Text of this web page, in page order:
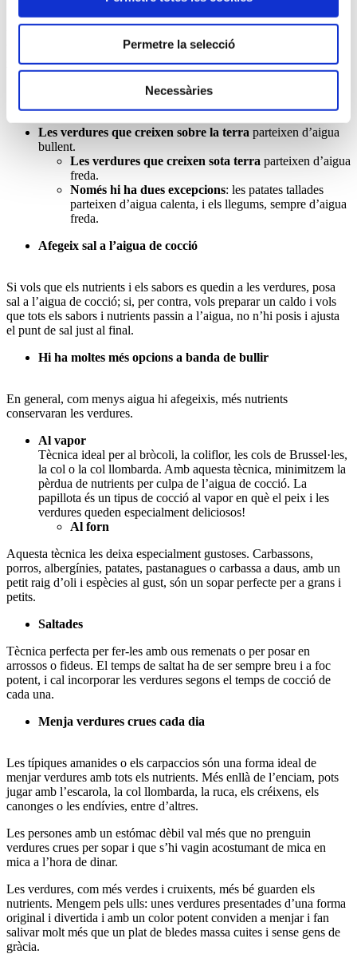
Permetre la selecció
Necessàries
ben de pressa per aigua freda per aturar-ne la cocció. D’aquesta
manera, quedaran verdes i cruixents!
Quan les bullim, algunes parteixen d’aigua freda i
Les verdures que creixen sobre la terra parteixen d’aigua
bullent.
Les verdures que creixen sota terra parteixen d’aigua
freda.
Només hi ha dues excepcions: les patates tallades
parteixen d’aigua calenta, i els llegums, sempre d’aigua
freda.
Afegeix sal a l’aigua de cocció
Si vols que els nutrients i els sabors es quedin a les verdures, posa
sal a l’aigua de cocció; si, per contra, vols preparar un caldo i vols
que tots els sabors i nutrients passin a l’aigua, no n’hi posis i ajusta
el punt de sal just al final.
Hi ha moltes més opcions a banda de bullir
En general, com menys aigua hi afegeixis, més nutrients
conservaran les verdures.
Al vapor
Tècnica ideal per al bròcoli, la coliflor, les cols de Brussel·les,
la col o la col llombarda. Amb aquesta tècnica, minimitzem la
pèrdua de nutrients per culpa de l’aigua de cocció. La
papillota és un tipus de cocció al vapor en què el peix i les
verdures queden especialment deliciosos!
Al forn
Aquesta tècnica les deixa especialment gustoses. Carbassons,
porros, albergínies, patates, pastanagues o carbassa a daus, amb un
petit raig d’oli i espècies al gust, són un sopar perfecte per a grans i
petits.
Saltades
Tècnica perfecta per fer-les amb ous remenats o per posar en
arrossos o fideus. El temps de saltat ha de ser sempre breu i a foc
potent, i cal incorporar les verdures segons el temps de cocció de
cada una.
Menja verdures crues cada dia
Les típiques amanides o els carpaccios són una forma ideal de
menjar verdures amb tots els nutrients. Més enllà de l’enciam, pots
jugar amb l’escarola, la col llombarda, la ruca, els créixens, els
canonges o les endívies, entre d’altres.
Les persones amb un estómac dèbil val més que no prenguin
verdures crues per sopar i que s’hi vagin acostumant de mica en
mica a l’hora de dinar.
Les verdures, com més verdes i cruixents, més bé guarden els
nutrients. Mengem pels ulls: unes verdures presentades d’una forma
original i divertida i amb un color potent conviden a menjar i fan
salivar molt més que un plat de bledes massa cuites i sense gens de
gràcia.